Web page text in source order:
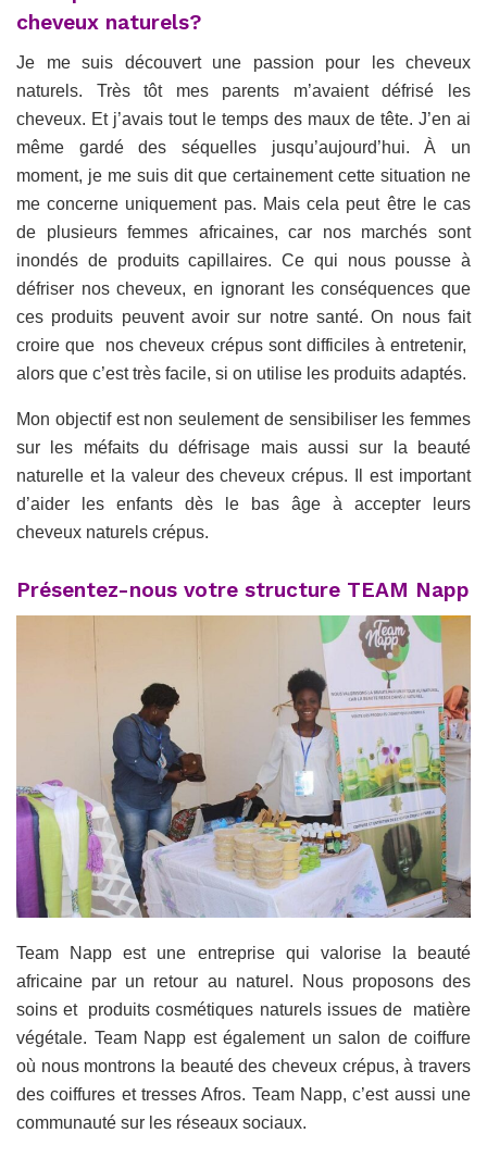
cheveux naturels?
Je me suis découvert une passion pour les cheveux
naturels. Très tôt mes parents m’avaient défrisé les
cheveux. Et j’avais tout le temps des maux de tête. J’en ai
même gardé des séquelles jusqu’aujourd’hui. À un
moment, je me suis dit que certainement cette situation ne
me concerne uniquement pas. Mais cela peut être le cas
de plusieurs femmes africaines, car nos marchés sont
inondés de produits capillaires. Ce qui nous pousse à
défriser nos cheveux, en ignorant les conséquences que
ces produits peuvent avoir sur notre santé. On nous fait
croire que nos cheveux crépus sont difficiles à entretenir,
alors que c’est très facile, si on utilise les produits adaptés.
Mon objectif est non seulement de sensibiliser les femmes
sur les méfaits du défrisage mais aussi sur la beauté
naturelle et la valeur des cheveux crépus. Il est important
d’aider les enfants dès le bas âge à accepter leurs
cheveux naturels crépus.
Présentez-nous votre structure TEAM Napp
Team Napp est une entreprise qui valorise la beauté
africaine par un retour au naturel. Nous proposons des
soins et produits cosmétiques naturels issues de matière
végétale. Team Napp est également un salon de coiffure
où nous montrons la beauté des cheveux crépus, à travers
des coiffures et tresses Afros. Team Napp, c’est aussi une
communauté sur les réseaux sociaux.